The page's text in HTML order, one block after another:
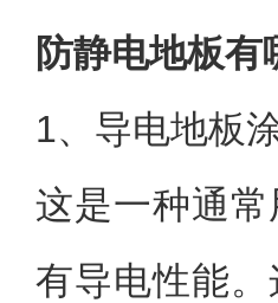
防静电地板有
1、导电地板
这是一种通
有导电性能